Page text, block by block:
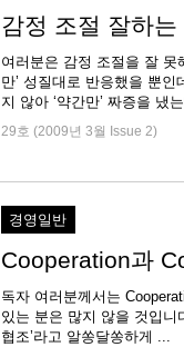
감정 조절 잘하
여러분은 감정 조절을 잘 못
만’ 성질대로 반응했을 뿐
지 않아 ‘약간만’ 짜증을 냈
29호 (2009년 3월 Issue 2)
경영일반
Cooperation과
독자 여러분께서는
있는 분은 많지 않을 것입니
협조’라고 알쏭달쏭하게 ...